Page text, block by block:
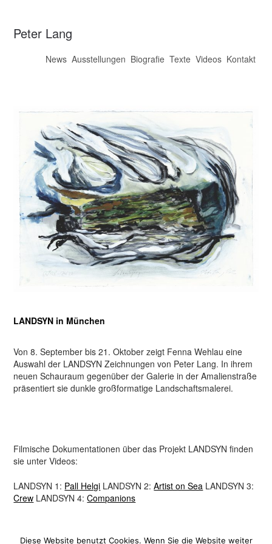
Peter Lang
News Ausstellungen Biografie Texte Videos Kontakt
LANDSYN in München
Von 8. September bis 21. Oktober zeigt Fenna Wehlau eine
Auswahl der LANDSYN Zeichnungen von Peter Lang. In ihrem
neuen Schauraum gegenüber der Galerie in der Amalienstraße
präsentiert sie dunkle großformatige Landschaftsmalerei.
Filmische Dokumentationen über das Projekt LANDSYN finden
sie unter Videos:
LANDSYN 1: Pall Helgi LANDSYN 2:Artist on Sea LANDSYN 3:
Crew LANDSYN 4:Companions
Diese Website benutzt Cookies. Wenn Sie die Website weiter